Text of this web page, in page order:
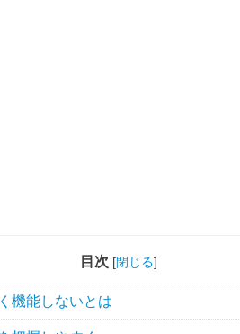
目次 [閉じる]
機能しないとは